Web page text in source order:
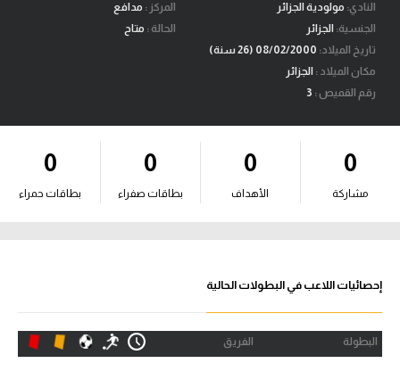
فانتازي في الجول
مسابقة التوقعات
فيديوهات
آراء حرة
ركن الألعاب
الدوري المصري
الدوري الإنجليزي الممتاز
النادي: مولودية الجزائر
الجنسية: الجزائر
تاريخ الميلاد:
مكان الميلاد : الجزائر
رقم القميص :
المركز : مدافع
الحالة : متاح
0
مشاركة
0
الأهداف
0
بطاقات صفراء
0
بطاقات حمراء
إحصائيات اللاعب في البطولات الحالية
البطولة الفريق